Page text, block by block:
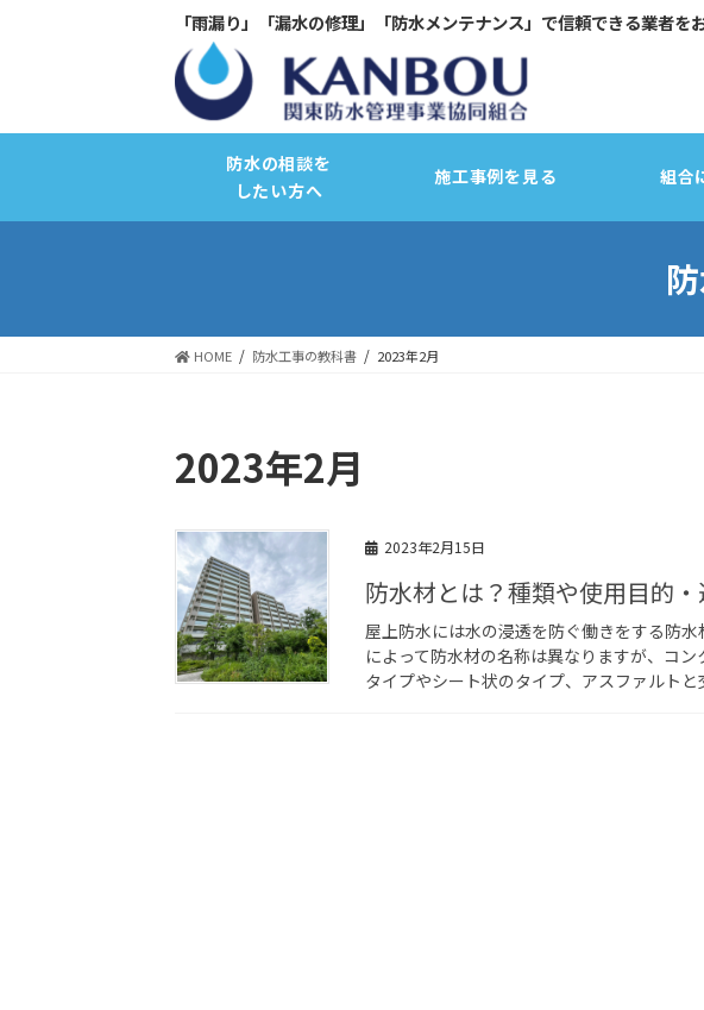
「雨漏り」「漏水の修理」「防水メンテナンス」で信頼できる業者を
防水の相談を
したい方へ
バリュープラスキャンペーン
施工事例を見る 組合
茨城県
栃木県
HOME 防水工事の教科書 2023年2月
2023年2月
2023年2月15日
防水材とは？種類や使用目的
屋上防水には水の浸透を防ぐ働きをする防
によって防水材の名称は異なりますが、コ
タイプやシート状のタイプ、アスファルト